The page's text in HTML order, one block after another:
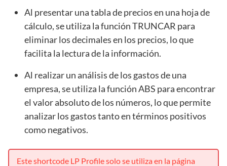
Al presentar una tabla de precios en una hoja de
cálculo, se utiliza la función TRUNCAR para
eliminar los decimales en los precios, lo que
facilita la lectura de la información.
Al realizar un análisis de los gastos de una
empresa, se utiliza la función ABS para encontrar
el valor absoluto de los números, lo que permite
analizar los gastos tanto en términos positivos
como negativos.
Este shortcode LP Profile solo se utiliza en la página